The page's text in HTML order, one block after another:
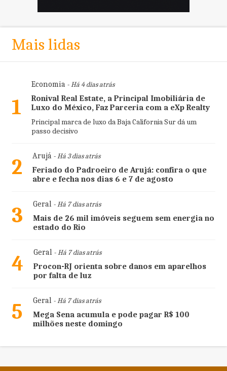
Mais lidas
1
Economia- Há 4 dias atrás
Ronival Real Estate, a Principal Imobiliária de
Luxo do México, Faz Parceria com a eXp Realty
Principal marca de luxo da Baja California Sur dá um
passo decisivo
2 Arujá- Há 3 dias atrás
Feriado do Padroeiro de Arujá: confira o que
abre e fecha nos dias 6 e 7 de agosto
3 Geral- Há 7 dias atrás
Mais de 26 mil imóveis seguem sem energia no
estado do Rio
4 Geral- Há 7 dias atrás
Procon-RJ orienta sobre danos em aparelhos
por falta de luz
5 Geral- Há 7 dias atrás
Mega Sena acumula e pode pagar R$ 100
milhões neste domingo